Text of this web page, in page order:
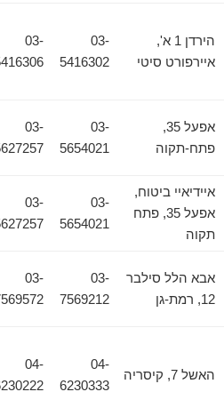
הירדן 1 א',
איירפורט סיטי
03-
5416302
03-
5416306
אפעל 35,
פתח-תקוה
03-
5654021
03-
5627257
איידיאיי ביטוח,
אפעל 35, פתח
תקוה
03-
5654021
03-
5627257
אבא הלל סילבר
12, רמת-גן
03-
7569212
03-
7569572
האשל 7, קיסריה
04-
6230333
04-
6230222